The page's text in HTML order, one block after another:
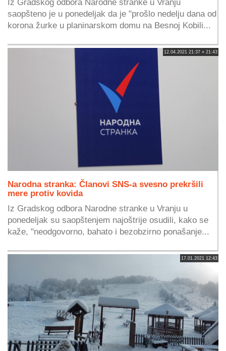
Iz Gradskog odbora Narodne stranke u Vranju
saopšteno je u ponedeljak da je "prošlo nedelju dana od
korona žurke u planinarskom domu na Besnoj Kobili...
12.04.2021 21:37 » 21:43
Narodna stranka: Članovi SNS-a svesno prekršili
mere protiv kovida
Iz Gradskog odbora Narodne stranke u Vranju u
ponedeljak su saopštenjem najoštrije osudili, kako se
kaže, "neodgovorno, bahato i bezobzirno ponašanje...
17.01.2021 12:43